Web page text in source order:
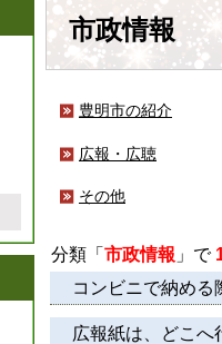
市政情報
豊明市の紹介
広報・広聴
その他
分類「 市政情報 」で
コンビニで納める
広報紙は、どこへ